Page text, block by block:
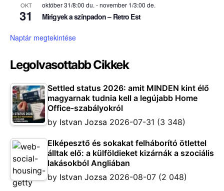
OKT
31
október 31/8:00 du. -november 1/3:00 de.
Mirigyek a színpadon – Retro Est
Naptár megtekintése
Legolvasottabb Cikkek
Settled status 2026: amit MINDEN kint élő
magyarnak tudnia kell a legújabb Home
Office-szabályokról
by Istvan Jozsa 2026-07-31 (3 348)
Elképesztő és sokakat felháborító ötlettel
álltak elő: a külföldieket kizárnák a szociális
lakásokból Angliában
by Istvan Jozsa 2026-08-07 (2 048)